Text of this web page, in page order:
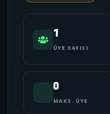
1
ÜYE SAYISI
0
MAKS. ÜYE